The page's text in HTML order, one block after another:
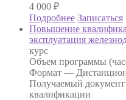
4 000 ₽
Подробнее Записаться
Повышение
эксплуатация
курс
Объем программы
Формат —
Получаемый
квалификации